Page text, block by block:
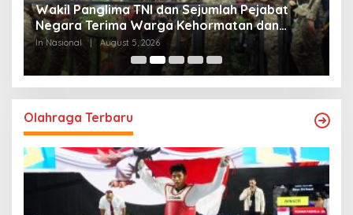
Wakil Panglima TNI dan Sejumlah Pejabat
Negara Terima Warga Kehormatan dan
Brevet Korps Marinir
In Nasional August 5, 2026
Olahraga Terbaru